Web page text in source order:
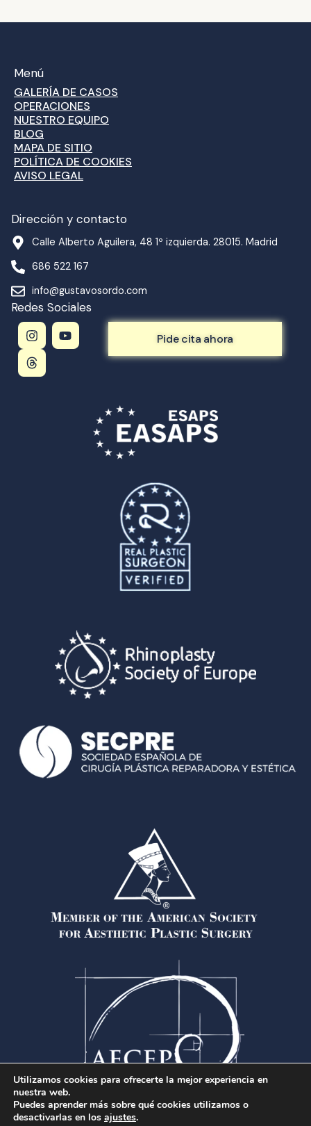
Menú
GALERÍA DE CASOS
OPERACIONES
NUESTRO EQUIPO
BLOG
MAPA DE SITIO
POLÍTICA DE COOKIES
AVISO LEGAL
Dirección y contacto
Calle Alberto Aguilera, 48 1º izquierda. 28015. Madrid
686 522 167
info@gustavosordo.com
Redes Sociales
I
n
t
a
Y
o
u
T
h
e
a
Pide cita ahora
Utilizamos cookies para ofrecerte la mejor experiencia en
nuestra web.
Puedes aprender más sobre qué cookies utilizamos o
desactivarlas en los ajustes.